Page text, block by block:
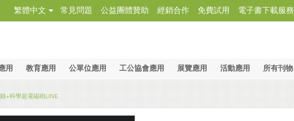
繁體中文 常見問題 公益團體贊助 經銷合作 免費試用 電子書下載服務
用 教育應用 公單位應用 工公協會應用 展覽應用 活動應用 所有刊物
+科學超電磁砲LINE